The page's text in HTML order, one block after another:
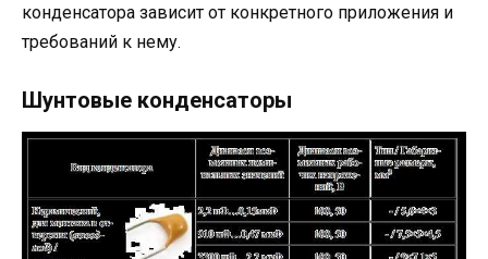
конденсатора зависит от конкретного приложения и
требований к нему.
Шунтовые конденсаторы